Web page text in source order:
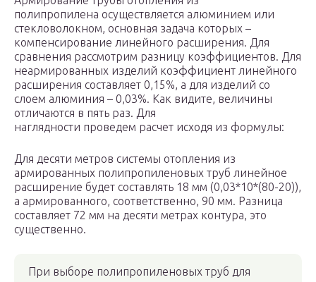
полипропилена осуществляется алюминием или
стекловолокном, основная задача которых –
компенсирование линейного расширения. Для
сравнения рассмотрим разницу коэффициентов. Для
неармированных изделий коэффициент линейного
расширения составляет 0,15%, а для изделий со
слоем алюминия – 0,03%. Как видите, величины
отличаются в пять раз. Для
наглядности проведем расчет исходя из формулы:
Для десяти метров системы отопления из
армированных полипропиленовых труб линейное
расширение будет составлять 18 мм (0,03*10*(80-20)),
а армированного, соответственно, 90 мм. Разница
составляет 72 мм на десяти метрах контура, это
существенно.
При выборе полипропиленовых труб для